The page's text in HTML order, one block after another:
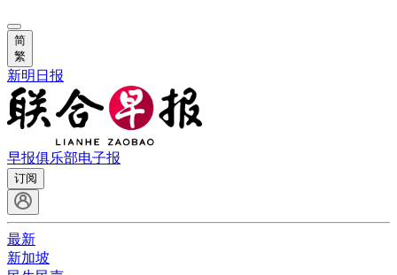
简
繁
新明日报
早报俱乐部电子报
订阅
最新
新加坡